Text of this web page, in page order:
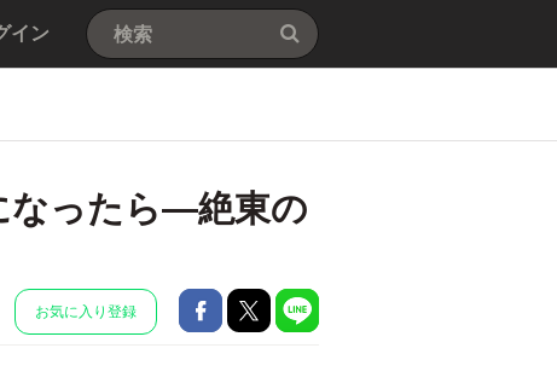
イン
なったら―絶東の
お気に入り登録